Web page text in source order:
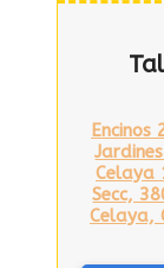
Encinos
Celaya
Secc,
Celaya,